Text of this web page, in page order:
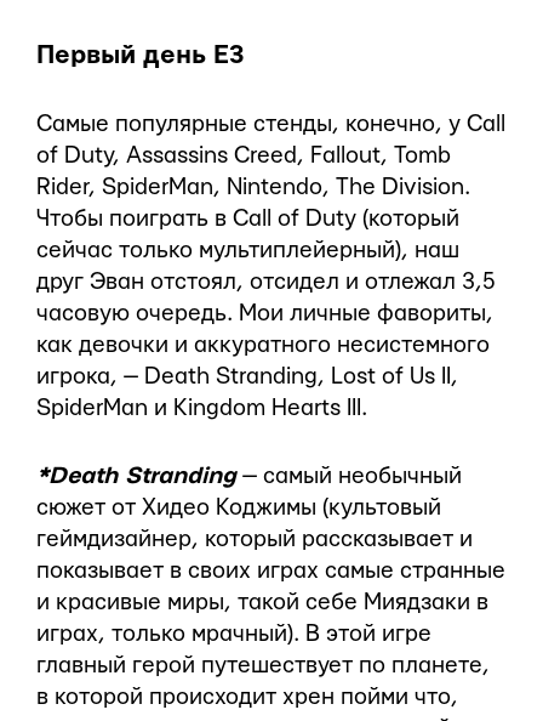
Первый день Е3
Самые популярные стенды, конечно, у Call
of Duty, Assassins Creed, Fallout, Tomb
Rider, SpiderMan, Nintendo, The Division.
Чтобы поиграть в Call of Duty (который
сейчас только мультиплейерный), наш
друг Эван отстоял, отсидел и отлежал 3,5
часовую очередь. Мои личные фавориты,
как девочки и аккуратного несистемного
игрока, — Death Stranding, Lost of Us II,
SpiderMan и Kingdom Hearts III.
*Death Stranding — самый необычный
сюжет от Хидео Коджимы (культовый
геймдизайнер, который рассказывает и
показывает в своих играх самые странные
и красивые миры, такой себе Миядзаки в
играх, только мрачный). В этой игре
главный герой путешествует по планете,
в которой происходит хрен пойми что,